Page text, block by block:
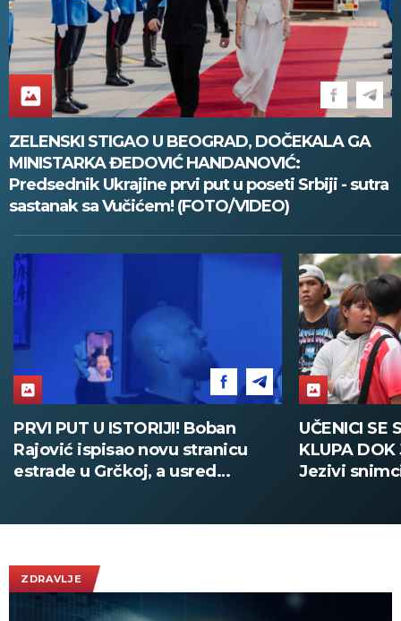
ZELENSKI STIGAO U BEOGRAD, DOČEKALA GA
MINISTARKA ĐEDOVIĆ HANDANOVIĆ:
Predsednik Ukrajine prvi put u poseti Srbiji - sutra
sastanak sa Vučićem! (FOTO/VIDEO)
PRVI PUT U ISTORIJI! Boban
Rajović ispisao novu stranicu
estrade u Grčkoj, a usred
UČENICI SE
KLUPA DOK
Jezivi
ZDRAVLJE